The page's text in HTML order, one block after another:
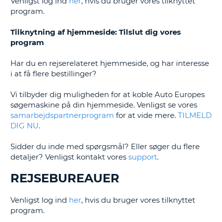
program.
Tilknytning af hjemmeside: Tilslut dig vores
program
Har du en rejserelateret hjemmeside, og har interesse
i at få flere bestillinger?
Vi tilbyder dig muligheden for at koble Auto Europes
søgemaskine på din hjemmeside. Venligst se vores
samarbejdspartnerprogram for at vide mere. TILMELD
DIG NU.
Sidder du inde med spørgsmål? Eller søger du flere
detaljer? Venligst kontakt vores support.
REJSEBUREAUER
Venligst log ind her, hvis du bruger vores tilknyttet
program.